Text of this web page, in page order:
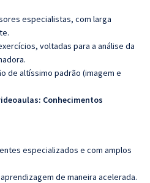
especialistas, com larga
voltadas para a análise da
de altíssimo padrão (imagem e
Conhecimentos
especializados e com amplos
de maneira acelerada.